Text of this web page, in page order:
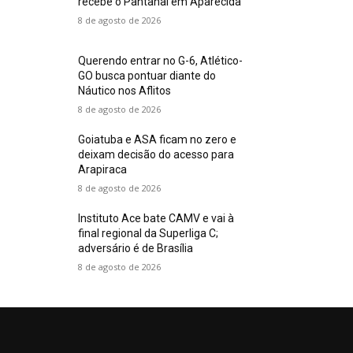
8 de agosto de 2026
Querendo entrar no G-6, Atlético-
GO busca pontuar diante do
Náutico nos Aflitos
8 de agosto de 2026
Goiatuba e ASA ficam no zero e
deixam decisão do acesso para
Arapiraca
8 de agosto de 2026
Instituto Ace bate CAMV e vai à
final regional da Superliga C;
adversário é de Brasília
8 de agosto de 2026